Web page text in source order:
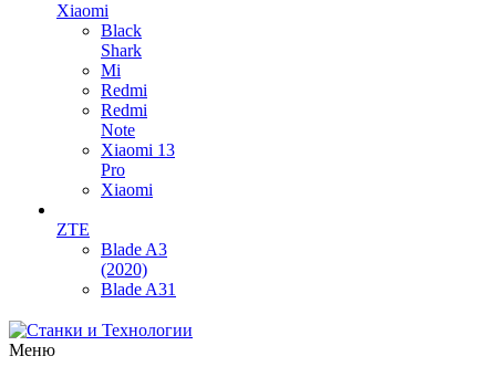
Xiaomi
Black
Shark
Mi
Redmi
Redmi
Note
Xiaomi 13
Pro
Xiaomi
ZTE
Blade A3
(2020)
Blade A31
Меню